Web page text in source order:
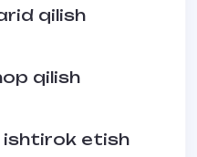
qilish
qilish
ishtirok etish